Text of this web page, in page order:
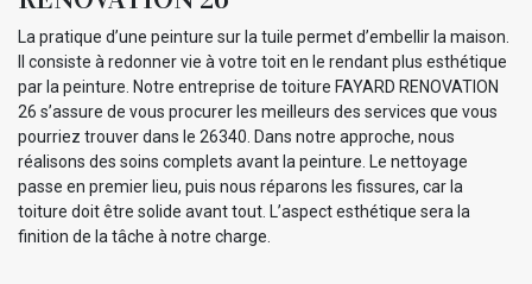
La pratique d’une peinture sur la tuile permet d’embellir la maison.
Il consiste à redonner vie à votre toit en le rendant plus esthétique
par la peinture. Notre entreprise de toiture FAYARD RENOVATION
26 s’assure de vous procurer les meilleurs des services que vous
pourriez trouver dans le 26340. Dans notre approche, nous
réalisons des soins complets avant la peinture. Le nettoyage
passe en premier lieu, puis nous réparons les fissures, car la
toiture doit être solide avant tout. L’aspect esthétique sera la
finition de la tâche à notre charge.